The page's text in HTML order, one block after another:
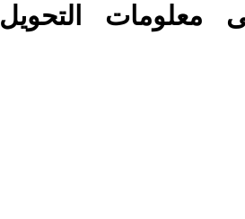
معلومات التحويل